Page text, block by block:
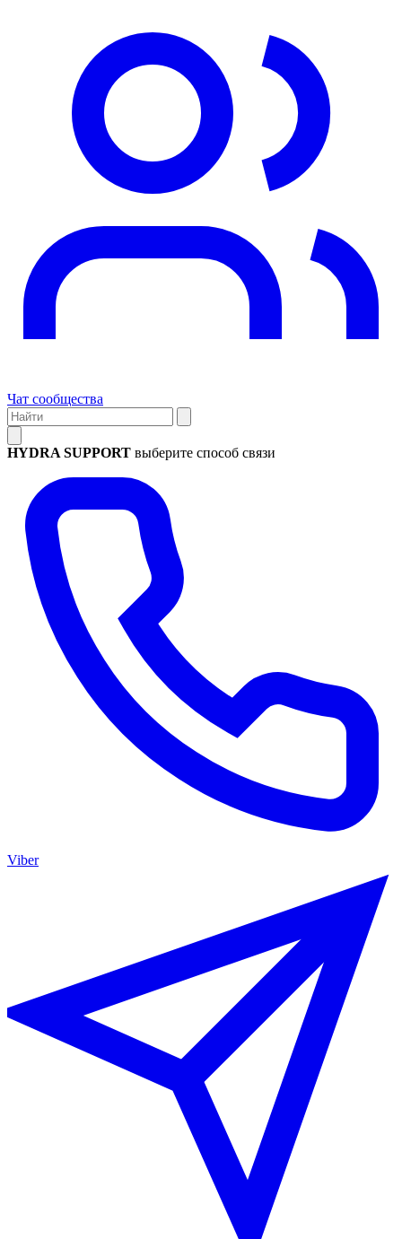
Чат сообщества
HYDRA SUPPORT выберите способ связи
Viber